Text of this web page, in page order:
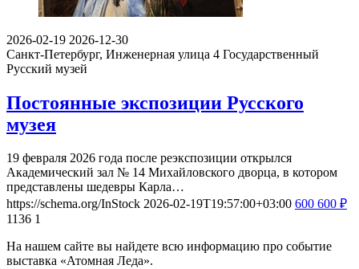
2026-02-19 2026-12-30
Санкт-Петербург, Инженерная улица 4 Государственный
Русский музей
Постоянные экспозиции Русского
музея
19 февраля 2026 года после реэкспозиции открылся
Академический зал № 14 Михайловского дворца, в котором
представлены шедевры Карла…
https://schema.org/InStock 2026-02-19T19:57:00+03:00 600 600 ₽
1136 1
На нашем сайте вы найдете всю информацию про событие
выставка «Атомная Леда».